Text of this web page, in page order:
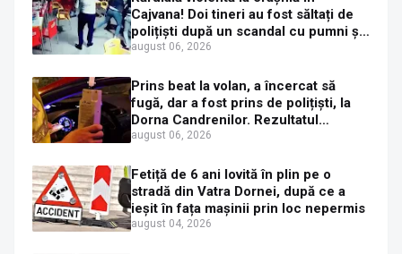
Cajvana! Doi tineri au fost săltați de
polițiști după un scandal cu pumni și
mașini distruse
august 06, 2026
Prins beat la volan, a încercat să
fugă, dar a fost prins de polițiști, la
Dorna Candrenilor. Rezultatul
etilotestului: 1,59 mg/l alcool pur în
august 06, 2026
Fetiță de 6 ani lovită în plin pe o
stradă din Vatra Dornei, după ce a
ieșit în fața mașinii prin loc nepermis
august 04, 2026